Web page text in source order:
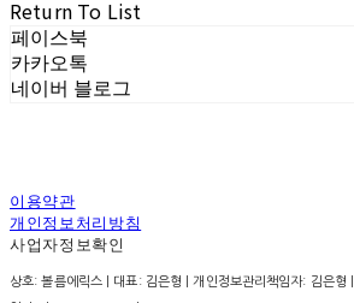
Return To List
페이스북
카카오톡
네이버 블로그
이용약관
개인정보처리방침
사업자정보확인
상호: 볼름에릭스 | 대표: 김은형 | 개인정보관리책임자: 김은